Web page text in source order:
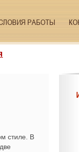
РАБОТЫ
стиле. В